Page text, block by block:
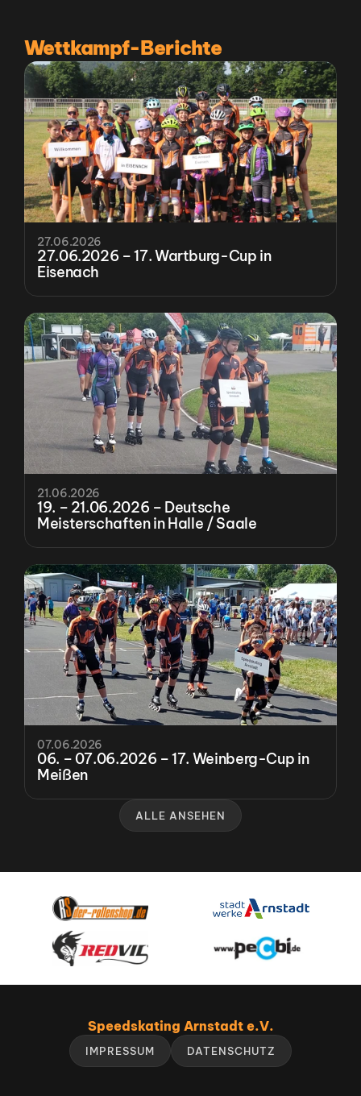
Wettkampf-Berichte
27.06.2026
27.06.2026 – 17. Wartburg-Cup in
Eisenach
21.06.2026
19. – 21.06.2026 – Deutsche
Meisterschaften in Halle / Saale
07.06.2026
06. – 07.06.2026 – 17. Weinberg-Cup in
Meißen
ALLE ANSEHEN
Speedskating Arnstadt e.V.
IMPRESSUM DATENSCHUTZ